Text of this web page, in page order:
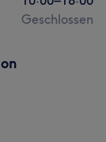
Geschlossen